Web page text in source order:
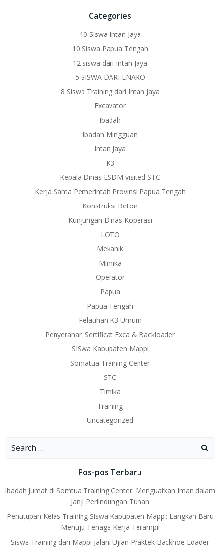
Categories
10 Siswa Intan Jaya
10 Siswa Papua Tengah
12 siswa dari Intan Jaya
5 SISWA DARI ENARO
8 Siswa Training dari Intan Jaya
Excavator
Ibadah
Ibadah Mingguan
Intan Jaya
K3
Kepala Dinas ESDM visited STC
Kerja Sama Pemerintah Provinsi Papua Tengah
Konstruksi Beton
Kunjungan Dinas Koperasi
LOTO
Mekanik
Mimika
Operator
Papua
Papua Tengah
Pelatihan K3 Umum
Penyerahan Sertificat Exca & Backloader
SISwa Kabupaten Mappi
Somatua Training Center
STC
Timika
Training
Uncategorized
Search
Pos-pos Terbaru
Ibadah Jumat di Somtua Training Center: Menguatkan Iman dalam
Janji Perlindungan Tuhan
Penutupan Kelas Training Siswa Kabupaten Mappi: Langkah Baru
Menuju Tenaga Kerja Terampil
Siswa Training dari Mappi Jalani Ujian Praktek Backhoe Loader